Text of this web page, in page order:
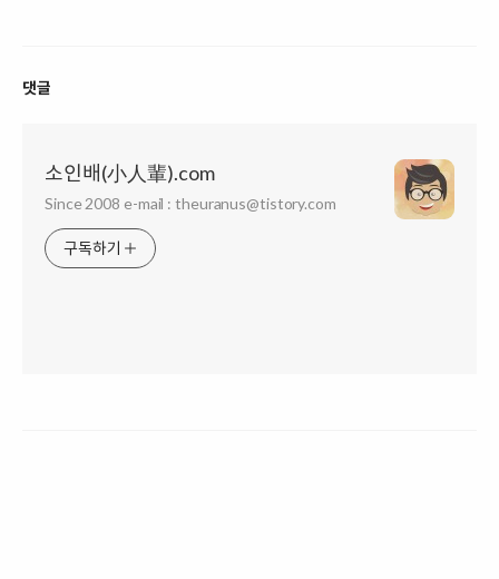
댓글
소인배(小人輩).com
Since 2008 e-mail : theuranus@tistory.com
구독하기